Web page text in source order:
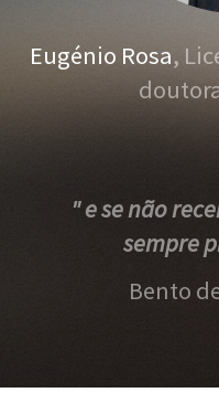
Eugénio Rosa,
" e se não
sempre
Bento